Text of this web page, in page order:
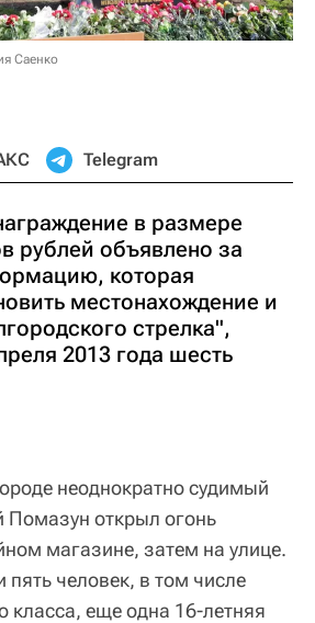
Саенко
Telegram
в размере
рублей объявлено за
которая
местонахождение и
стрелка",
2013 года шесть
неоднократно судимый
Помазун открыл огонь
магазине, затем на улице.
пять человек, в том числе
класса, еще одна 16-летняя